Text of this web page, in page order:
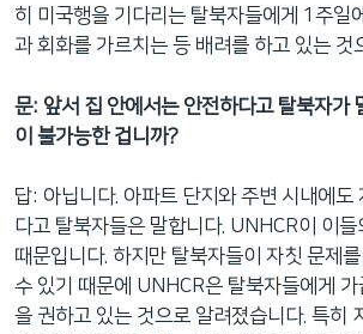
히 미국행을 기다리는 탈북자들에게 1주일
과 회화를 가르치는 등 배려를 하고 있는 것
문: 앞서 집 안에서는 안전하다고 탈북자가
이 불가능한 겁니까?
답: 아닙니다. 아파트 단지와 주변 시내에도
다고 탈북자들은 말합니다. UNHCR이 이들
때문입니다. 하지만 탈북자들이 자칫 문제
수 있기 때문에 UNHCR은 탈북자들에게
을 권하고 있는 것으로 알려졌습니다. 특히